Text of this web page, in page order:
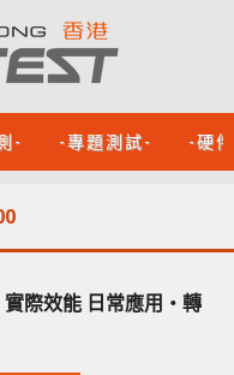
- -專題測試- -硬
實際效能 日常應用‧轉